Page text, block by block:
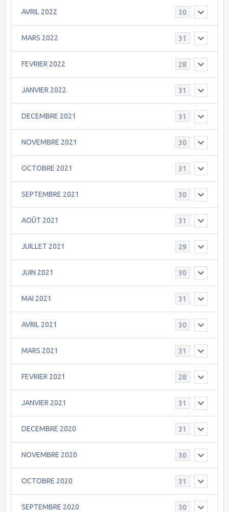
AVRIL 2022 30
MARS 2022 31
FEVRIER 2022 28
JANVIER 2022 31
DECEMBRE 2021 31
NOVEMBRE 2021 30
OCTOBRE 2021 31
SEPTEMBRE 2021 30
AOÛT 2021 31
JUILLET 2021 29
JUIN 2021 30
MAI 2021 31
AVRIL 2021 30
MARS 2021 31
FEVRIER 2021 28
JANVIER 2021 31
DECEMBRE 2020 31
NOVEMBRE 2020 30
OCTOBRE 2020 31
SEPTEMBRE 2020 30